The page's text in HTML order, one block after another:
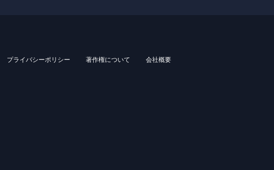
プライバシーポリシー 著作権について 会社概要